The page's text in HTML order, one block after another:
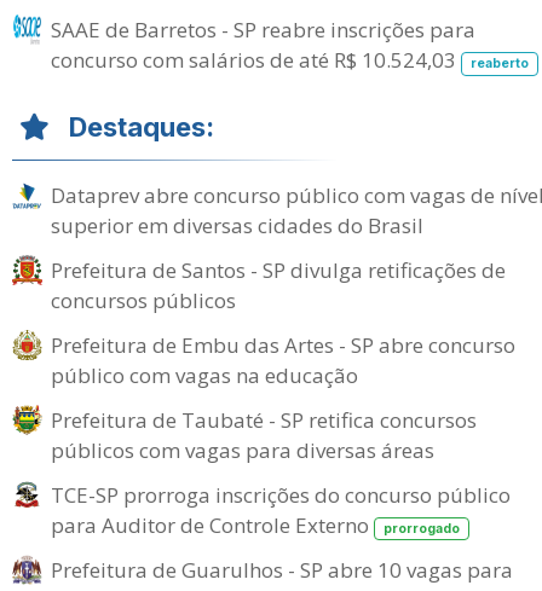
SAAE de Barretos - SP reabre inscrições para
concurso com salários de até R$ 10.524,03
reaberto
Destaques:
Dataprev abre concurso público com vagas de
superior em diversas cidades do Brasil
Prefeitura de Santos - SP divulga retificações de
concursos públicos
Prefeitura de Embu das Artes - SP abre concurso
público com vagas na educação
Prefeitura de Taubaté - SP retifica concursos
públicos com vagas para diversas áreas
TCE-SP prorroga inscrições do concurso público
para Auditor de Controle Externo
prorrogado
Prefeitura de Guarulhos - SP abre 10 vagas para